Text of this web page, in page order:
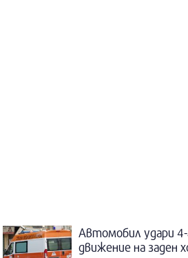
Автомобил удари
движение на заден